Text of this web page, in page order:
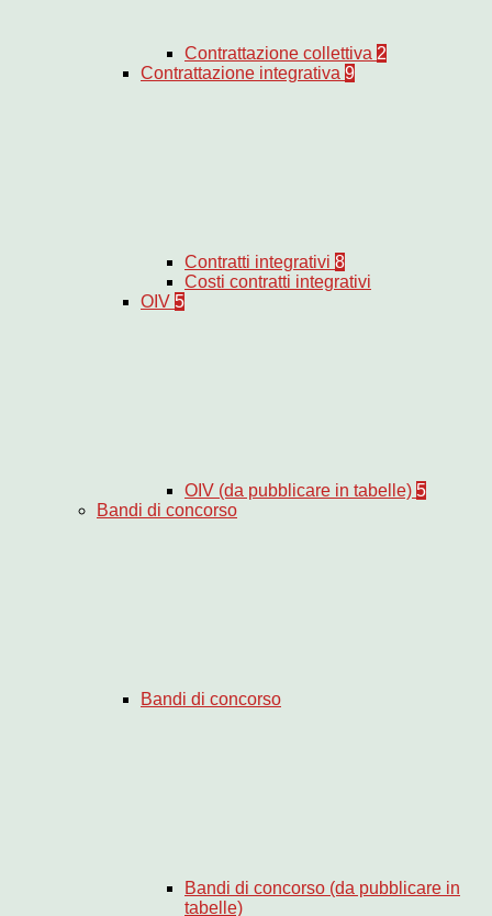
Contrattazione collettiva 2
Contrattazione integrativa 9
Contratti integrativi 8
Costi contratti integrativi
OIV 5
OIV (da pubblicare in tabelle) 5
Bandi di concorso
Bandi di concorso
Bandi di concorso (da pubblicare in
tabelle)